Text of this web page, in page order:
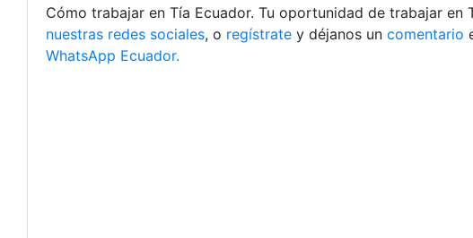
Cómo trabajar en Tía Ecuador. Tu oportunidad de trabajar
nuestras redes sociales, o regístrate y déjanos un comentario
WhatsApp Ecuador.